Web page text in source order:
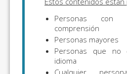
Personas con
comprensión
Personas mayores
Personas que no
idioma